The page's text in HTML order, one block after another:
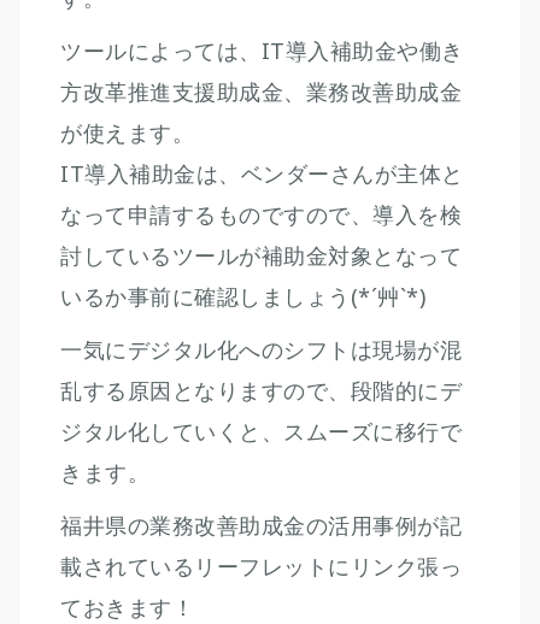
ツールによっては、IT導入補助金や働き
方改革推進支援助成金、業務改善助成金
が使えます。
IT導入補助金は、ベンダーさんが主体と
なって申請するものですので、導入を検
討しているツールが補助金対象となって
いるか事前に確認しましょう(*´艸`*)
一気にデジタル化へのシフトは現場が混
乱する原因となりますので、段階的にデ
ジタル化していくと、スムーズに移行で
きます。
福井県の業務改善助成金の活用事例が記
載されている リーフレットにリンク張っ
ておきます！